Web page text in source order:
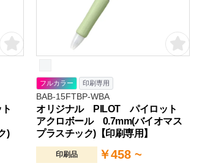
ト
)
フルカラー 印刷専用
BAB-15FTBP-WBA
オリジナル PILOT パイロット
アクロボール 0.7mm(バイオマス
プラスチック)【印刷専用】
印刷品 ￥458 ~